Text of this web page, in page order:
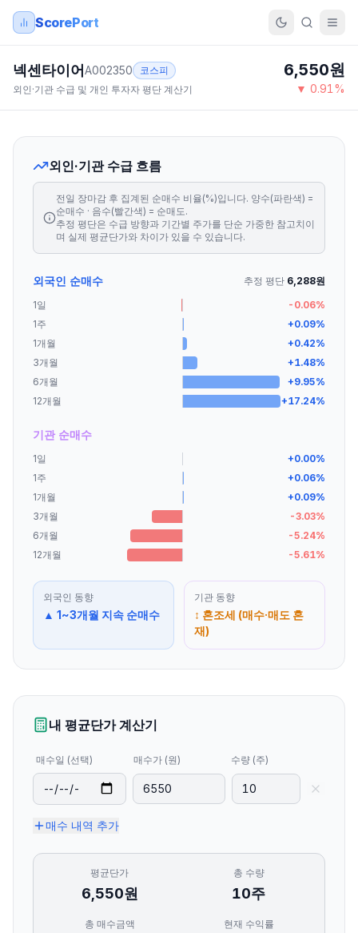
ScorePort
넥센타이어 A002350
코스피
외인·기관 수급 및 개인 투자자 평단 계산기
6,550원
▼ 0.91 %
외인·기관 수급 흐름
전일 장마감 후 집계된 순매수 비율(%)입니다. 양수(파란색) =
순매수 · 음수(빨간색) = 순매도.
추정 평단은 수급 방향과 기간별 주가를 단순 가중한 참고치이
며 실제 평균단가와 차이가 있을 수 있습니다.
외국인 순매수 추정 평단 6,288원
1일
-0.06%
1주
+0.09%
1개월
+0.42%
3개월
+1.48%
6개월
+9.95%
12개월
+17.24%
기관 순매수
1일 +0.00%
1주
+0.06%
1개월
+0.09%
3개월
-3.03%
6개월
-5.24%
12개월
-5.61%
외국인 동향
▲ 1~3개월 지속 순매수
기관 동향
↕ 혼조세 (매수·매도 혼
재)
내 평균단가 계산기
매수일 (선택) 매수가 (원) 수량 (주)
매수 내역 추가
평균단가
6,550원
총 수량
10주
총 매수금액 현재 수익률